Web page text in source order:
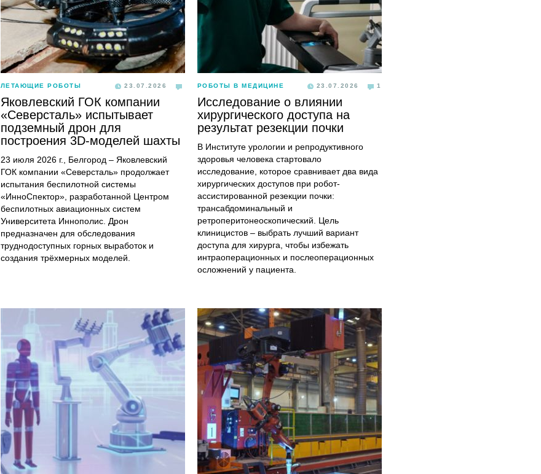
ЛЕТАЮЩИЕ РОБОТЫ 23.07.2026
Яковлевский ГОК компании
«Северсталь» испытывает
подземный дрон для
построения 3D-моделей шахты
23 июля 2026 г., Белгород – Яковлевский
ГОК компании «Северсталь» продолжает
испытания беспилотной системы
«ИнноСпектор», разработанной Центром
беспилотных авиационных систем
Университета Иннополис. Дрон
предназначен для обследования
труднодоступных горных выработок и
создания трёхмерных моделей.
РОБОТЫ В МЕДИЦИНЕ 23.07.2026 1
Исследование о влиянии
хирургического доступа на
результат резекции почки
В Институте урологии и репродуктивного
здоровья человека стартовало
исследование, которое сравнивает два вида
хирургических доступов при робот-
ассистированной резекции почки:
трансабдоминальный и
ретроперитонеоскопический. Цель
клиницистов – выбрать лучший вариант
доступа для хирурга, чтобы избежать
интраоперационных и послеоперационных
осложнений у пациента.